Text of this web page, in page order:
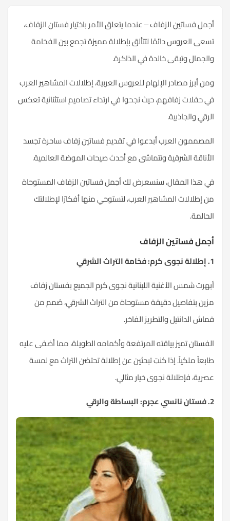
أجمل فساتين الزفاف – عندما يتعلق الأمر باختيار فستان الزفاف،
تسعى العروس دائمًا لتتألق بإطلالة مميزة تجمع بين الفخامة
والجمال وتبقى خالدة في الذاكرة.
ومن أبرز مصادر الإلهام للعروس العربية، إطلالات المشاهير العرب
في حفلات زفافهم، حيث نجحوا في ارتداء تصاميم استثنائية تعكس
الرقي والجاذبية.
المصممون العرب أبدعوا في تقديم فساتين زفاف ساحرة تجسد
الأناقة الشرقية وتتماشى مع أحدث صيحات الموضة العالمية.
في هذا المقال، سنسعرض لك أجمل فساتين الزفاف المستوحاة
من إطلالات المشاهير العرب، لتستوحي منها أفكارًا لإطلالتك
الحالمة.
أجمل فساتين الزفاف
1. إطلالة نجوى كرم: فخامة التراث الشرقي
أبهرت شمس الأغنية اللبنانية نجوى كرم الجميع بفستان زفاف
مزين بتفاصيل دقيقة مستوحاة من التراث الشرقي، صُمم من
قماش الدانتيل والتطريز الفاخر.
الفستان تميز بياقته المرتفعة وأكمامه الطويلة، مما أضفى عليه
طابعاً ملكياً. إذا كنتِ تبحثين عن إطلالة تحتضن التراث مع لمسة
عصرية، فإطلالة نجوى خيار مثالي.
2. فستان نانسي عجرم: البساطة والرقي